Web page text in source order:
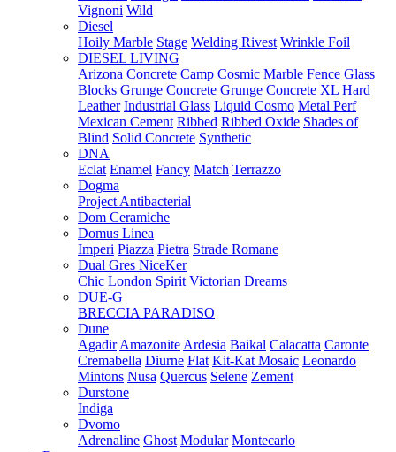
Vignoni Wild
Diesel
Hoily Marble Stage Welding Rivest Wrinkle Foil
DIESEL LIVING
Arizona Concrete Camp Cosmic Marble Fence Glass
Blocks Grunge Concrete Grunge Concrete XL Hard
Leather Industrial Glass Liquid Cosmo Metal Perf
Mexican Cement Ribbed Ribbed Oxide Shades of
Blind Solid Concrete Synthetic
DNA
Eclat Enamel Fancy Match Terrazzo
Dogma
Project Antibacterial
Dom Ceramiche
Domus Linea
Imperi Piazza Pietra Strade Romane
Dual Gres NiceKer
Chic London Spirit Victorian Dreams
DUE-G
BRECCIA PARADISO
Dune
Agadir Amazonite Ardesia Baikal Calacatta Caronte
Cremabella Diurne Flat Kit-Kat Mosaic Leonardo
Mintons Nusa Quercus Selene Zement
Durstone
Indiga
Dvomo
Adrenaline Ghost Modular Montecarlo